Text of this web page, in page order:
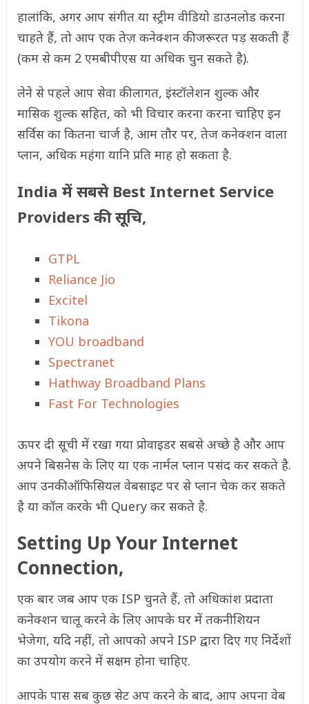
हालांकि, अगर आप संगीत या स्ट्रीम वीडियो डाउनलोड करना
चाहते हैं, तो आप एक तेज़ कनेक्शन की जरूरत पड़ सकती हैं
(कम से कम 2 एमबीपीएस या अधिक चुन सकते है).
लेने से पहले आप सेवा की लागत, इंस्टॉलेशन शुल्क और
मासिक शुल्क सहित, को भी विचार करना करना चाहिए इन
सर्विस का कितना चार्ज है, आम तौर पर, तेज कनेक्शन वाला
प्लान, अधिक महंगा यानि प्रति माह हो सकता है.
India में सबसे Best Internet Service
Providers की सूचि,
GTPL
Reliance Jio
Excitel
Tikona
YOU broadband
Spectranet
Hathway Broadband Plans
Fast For Technologies
ऊपर दी सूची में रखा गया प्रोवाइडर सबसे अच्छे है और आप
अपने बिसनेस के लिए या एक नार्मल प्लान पसंद कर सकते है.
आप उनकी ऑफिसियल वेबसाइट पर से प्लान चेक कर सकते
है या कॉल करके भी Query कर सकते है.
Setting Up Your Internet
Connection,
एक बार जब आप एक ISP चुनते हैं, तो अधिकांश प्रदाता
कनेक्शन चालू करने के लिए आपके घर में तकनीशियन
भेजेगा, यदि नहीं, तो आपको अपने ISP द्वारा दिए गए निर्देशों
का उपयोग करने में सक्षम होना चाहिए.
आपके पास सब कुछ सेट अप करने के बाद, आप अपना वेब